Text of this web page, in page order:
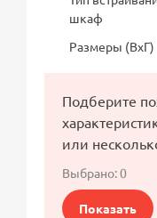
шкаф
Размеры (ВхГ)
Подберите
или
Выбрано:0
Показать